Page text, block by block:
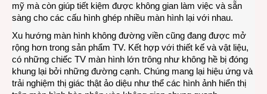
mỹ mà còn giúp tiết kiệm được không gian làm việc và sẵn
sàng cho các cấu hình ghép nhiều màn hình lại với nhau.
Xu hướng màn hình không đường viền cũng đang được mở
rộng hơn trong sản phẩm TV. Kết hợp với thiết kế và vật liệu,
có những chiếc TV màn hình lớn trông như không hề bị đóng
khung lại bởi những đường cạnh. Chúng mang lại hiệu ứng và
trải nghiệm thị giác thật ảo diệu như thể các hình ảnh hiển thị